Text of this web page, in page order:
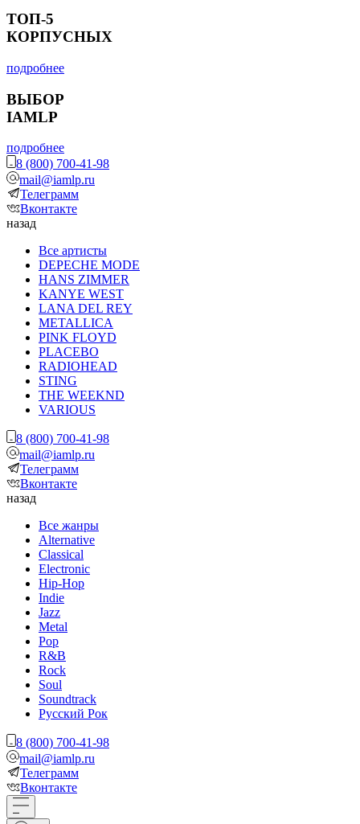
ТОП-5
КОРПУСНЫХ
подробнее
ВЫБОР
IAMLP
подробнее
8 (800) 700-41-98
mail@iamlp.ru
Телеграмм
Вконтакте
назад
Все артисты
DEPECHE MODE
HANS ZIMMER
KANYE WEST
LANA DEL REY
METALLICA
PINK FLOYD
PLACEBO
RADIOHEAD
STING
THE WEEKND
VARIOUS
8 (800) 700-41-98
mail@iamlp.ru
Телеграмм
Вконтакте
назад
Все жанры
Alternative
Classical
Electronic
Hip-Hop
Indie
Jazz
Metal
Pop
R&B
Rock
Soul
Soundtrack
Русский Рок
8 (800) 700-41-98
mail@iamlp.ru
Телеграмм
Вконтакте